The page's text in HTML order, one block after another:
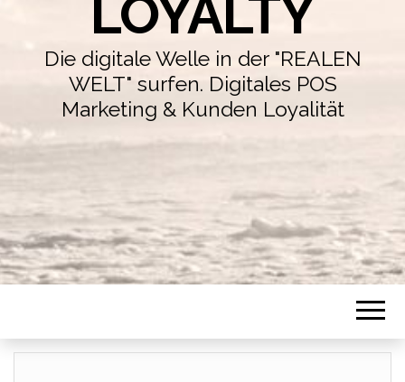
LOYALTY
Die digitale Welle in der "REALEN
WELT" surfen. Digitales POS
Marketing & Kunden Loyalität